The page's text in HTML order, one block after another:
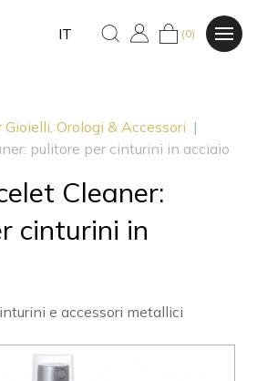
IT (0)
Gioielli, Orologi & Accessori |
pulitore per cinturini in acciaio
Cleaner:
cinturini in
e accessori metallici